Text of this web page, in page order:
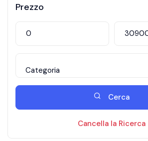
Prezzo
Cerca
Cancella la Ricerca